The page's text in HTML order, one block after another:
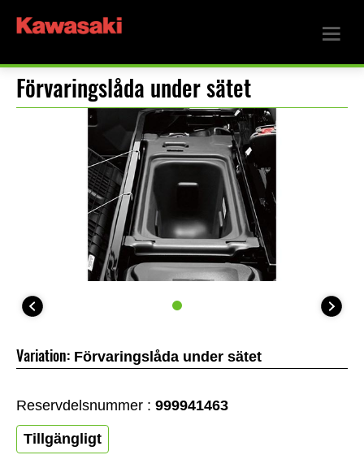
Förvaringslåda under sätet
Variation: Förvaringslåda under sätet
Reservdelsnummer : 999941463
Tillgängligt